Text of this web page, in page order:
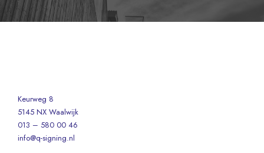
Keurweg 8
5145 NX Waalwijk
013 – 580 00 46
info@q-signing.nl